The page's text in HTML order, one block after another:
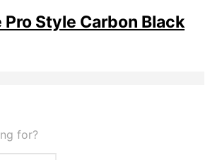
Style Carbon Black
for?